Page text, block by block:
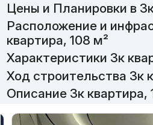
Цены и Планировки в
Расположение и
квартира, 108 м²
Характеристики 3к
Ход строительства 3к
Описание 3к квартира,